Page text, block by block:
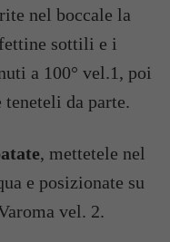
nel boccale la
sottili e i
a 100° vel.1, poi
da parte.
, mettetele nel
e posizionate su
vel. 2.